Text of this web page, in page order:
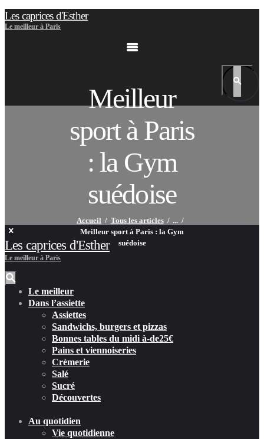
Les caprices d'Esther
Le meilleur à Paris
Meilleur
sport à Paris
: la Gym
suédoise
Accueil Tous les articles
...
Meilleur sport à Paris : la Gym
suédoise
Les caprices d'Esther
Le meilleur à Paris
Le meilleur
Dans l’assiette
Assiettes
Sandwichs, burgers et pizzas
Bonnes tables du midi à-de25€
Pains et viennoiseries
Crèmerie
Salé
Sucré
Découvertes
Au quotidien
Vie quotidienne